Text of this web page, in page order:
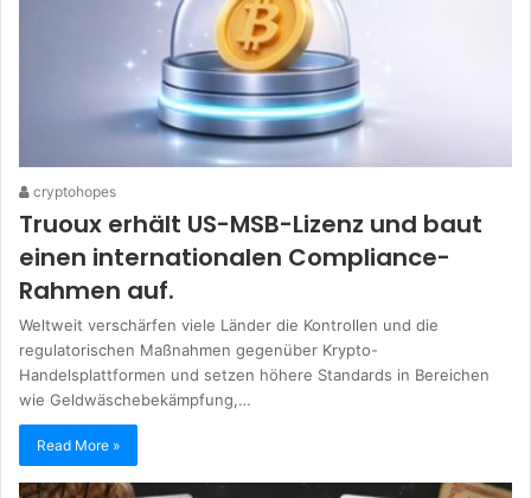
cryptohopes
Truoux erhält US-MSB-Lizenz und baut
einen internationalen Compliance-
Rahmen auf.
Weltweit verschärfen viele Länder die Kontrollen und die
regulatorischen Maßnahmen gegenüber Krypto-
Handelsplattformen und setzen höhere Standards in Bereichen
wie Geldwäschebekämpfung,…
Read More »